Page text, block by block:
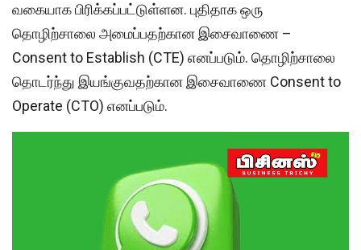
வகையாக பிரிக்கப்பட்டுள்ளன. புதிதாக ஒரு
தொழிற்சாலை அமைப்பதற்கான இசைவாணை –
Consent to Establish (CTE) எனப்படும். தொழிற்சாலை
தொடர்ந்து இயங்குவதற்கான இசைவாணை Consent to
Operate (CTO) எனப்படும்.